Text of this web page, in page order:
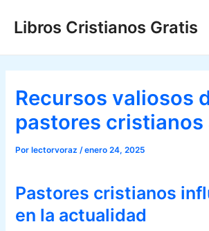
Libros Cristianos Gratis
Recursos valiosos
pastores cristianos
Porlectorvoraz /enero 24, 2025
Pastores cristianos
en la actualidad